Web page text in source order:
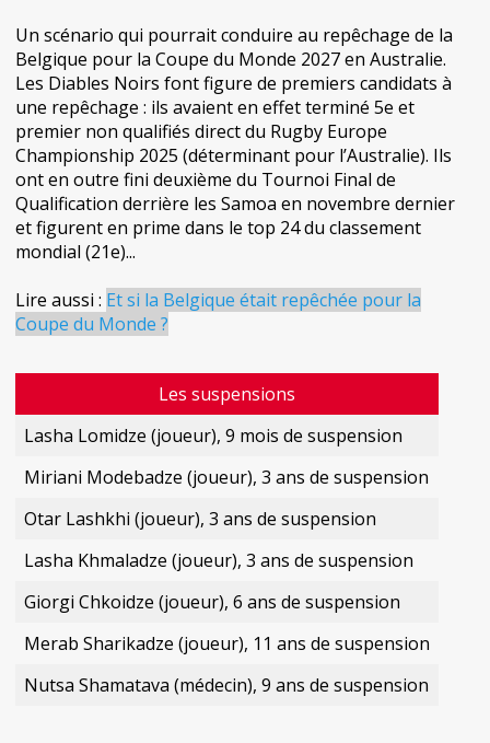
Un scénario qui pourrait conduire au repêchage de la
Belgique pour la Coupe du Monde 2027 en Australie.
Les Diables Noirs font figure de premiers candidats à
une repêchage : ils avaient en effet terminé 5e et
premier non qualifiés direct du Rugby Europe
Championship 2025 (déterminant pour l’Australie). Ils
ont en outre fini deuxième du Tournoi Final de
Qualification derrière les Samoa en novembre dernier
et figurent en prime dans le top 24 du classement
mondial (21e)...
Lire aussi : Et si la Belgique était repêchée pour la
Coupe du Monde ?
Les suspensions
Lasha Lomidze (joueur), 9 mois de suspension
Miriani Modebadze (joueur), 3 ans de suspension
Otar Lashkhi (joueur), 3 ans de suspension
Lasha Khmaladze (joueur), 3 ans de suspension
Giorgi Chkoidze (joueur), 6 ans de suspension
Merab Sharikadze (joueur), 11 ans de suspension
Nutsa Shamatava (médecin), 9 ans de suspension